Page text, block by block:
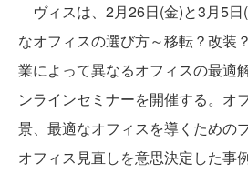
ヴィスは、2月26日(金)と3月5日
なオフィスの選び方～移転？改装
業によって異なるオフィスの最適
ンラインセミナーを開催する。オ
景、最適なオフィスを導くための
オフィス見直しを意思決定した事